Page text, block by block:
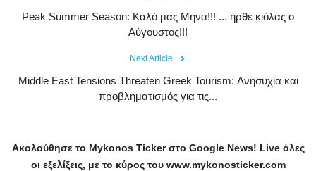
Peak Summer Season: Kαλό μας Μήνα!!! ... ήρθε κιόλας ο
Αύγουστος!!!
Next Article
Middle East Tensions Threaten Greek Tourism: Ανησυχία και
προβληματισμός για τις...
Ακολούθησε το Mykonos Tickerστο Google News! Liveόλες
οι εξελίξεις, με το κύρος του www.mykonosticker.com